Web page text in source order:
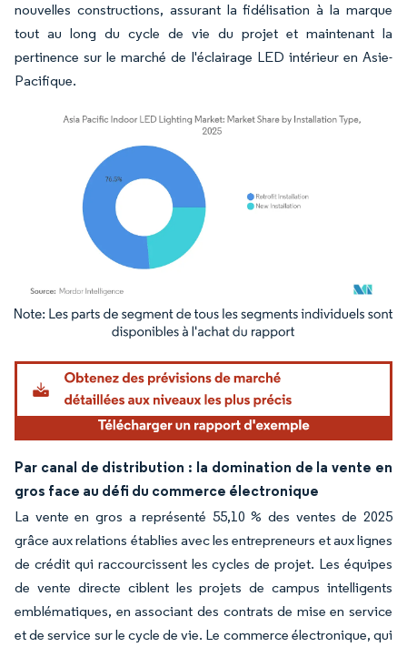
nouvelles constructions, assurant la fidélisation à la marque
tout au long du cycle de vie du projet et maintenant la
pertinence sur le marché de l'éclairage LED intérieur en Asie-
Pacifique.
Image © Mordor Intelligence. La réutilisation nécessite une attribution sous CC BY
Par canal de distribution : la domination de la vente en
gros face au défi du commerce électronique
La vente en gros a représenté 55,10 % des ventes de 2025
grâce aux relations établies avec les entrepreneurs et aux lignes
de crédit qui raccourcissent les cycles de projet. Les équipes
de vente directe ciblent les projets de campus intelligents
emblématiques, en associant des contrats de mise en service
et de service sur le cycle de vie. Le commerce électronique, qui